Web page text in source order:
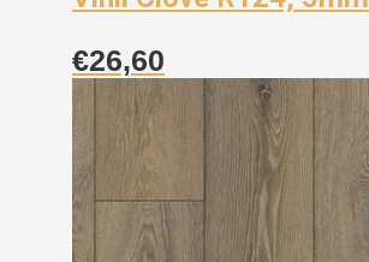
€26,60